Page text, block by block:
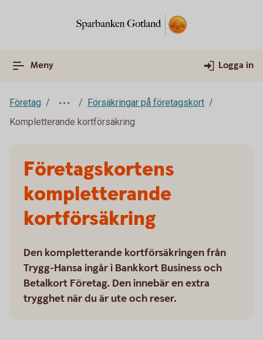
Meny Logga in
Företag
Försäkringar på företagskort
Kompletterande kortförsäkring
Företagskortens
kompletterande
kortförsäkring
Den kompletterande kortförsäkringen från
Trygg-Hansa ingår i Bankkort Business och
Betalkort Företag. Den innebär en extra
trygghet när du är ute och reser.